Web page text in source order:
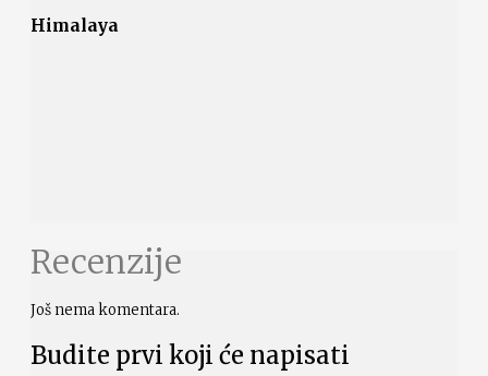
Himalaya
Recenzije
Još nema komentara.
Budite prvi koji će napisati